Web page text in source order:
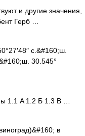
и другие значения,
Герб …
с.&#160;ш.
30.545°
1.1 A 1.2 Б 1.3 В …
в